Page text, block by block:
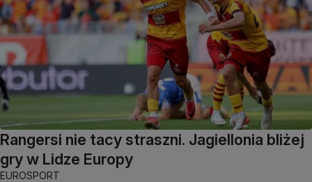
Rangersi nie tacy straszni. Jagiellonia bliżej
gry w Lidze Europy
EUROSPORT